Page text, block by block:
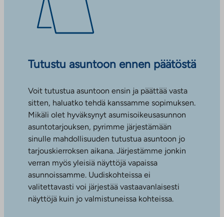
Tutustu asuntoon ennen päätöstä
Voit tutustua asuntoon ensin ja päättää vasta
sitten, haluatko tehdä kanssamme sopimuksen.
Mikäli olet hyväksynyt asumisoikeusasunnon
asuntotarjouksen, pyrimme järjestämään
sinulle mahdollisuuden tutustua asuntoon jo
tarjouskierroksen aikana. Järjestämme jonkin
verran myös yleisiä näyttöjä vapaissa
asunnoissamme. Uudiskohteissa ei
valitettavasti voi järjestää vastaavanlaisesti
näyttöjä kuin jo valmistuneissa kohteissa.